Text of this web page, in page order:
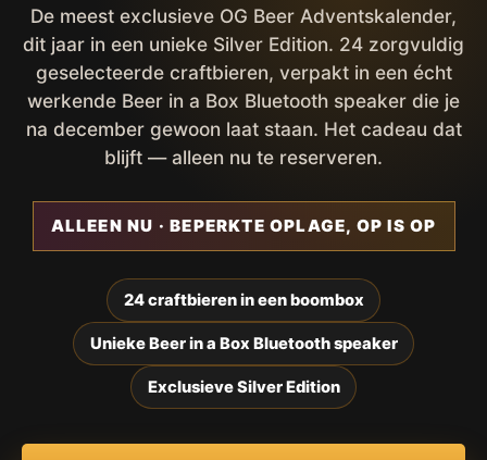
De meest exclusieve OG Beer Adventskalender,
dit jaar in een unieke Silver Edition. 24 zorgvuldig
geselecteerde craftbieren, verpakt in een écht
werkende Beer in a Box Bluetooth speaker die je
na december gewoon laat staan. Het cadeau dat
blijft — alleen nu te reserveren.
ALLEEN NU · BEPERKTE OPLAGE, OP IS OP
24 craftbieren in een boombox
Unieke Beer in a Box Bluetooth speaker
Exclusieve Silver Edition